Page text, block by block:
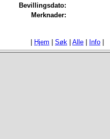
Bevillingsdato:
Merknader:
Hjem Søk Alle Info